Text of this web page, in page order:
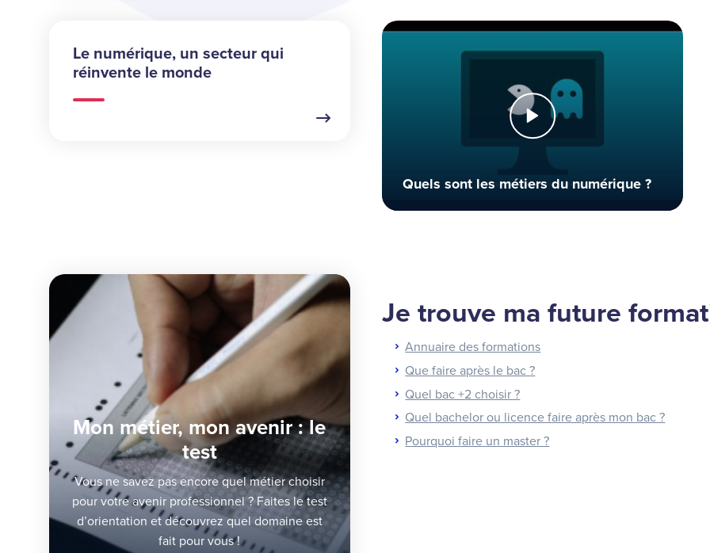
Le numérique, un secteur qui
réinvente le monde
Quels sont les métiers du numérique ?
Je trouve ma future
Annuaire des formations
Que faire après le bac ?
Quel bac +2 choisir ?
Quel bachelor ou licence faire après mon bac ?
Pourquoi faire un master ?
Mon métier, mon avenir : le
test
Vous ne savez pas encore quel métier choisir
pour votre avenir professionnel ? Faites le test
d’orientation et découvrez quel domaine est
fait pour vous !